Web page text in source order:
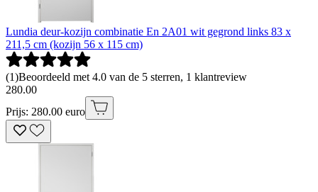
Lundia deur-kozijn combinatie En 2A01 wit gegrond links 83 x
211,5 cm (kozijn 56 x 115 cm)
(1)Beoordeeld met 4.0 van de 5 sterren, 1 klantreview
280.00
Prijs: 280.00 euro